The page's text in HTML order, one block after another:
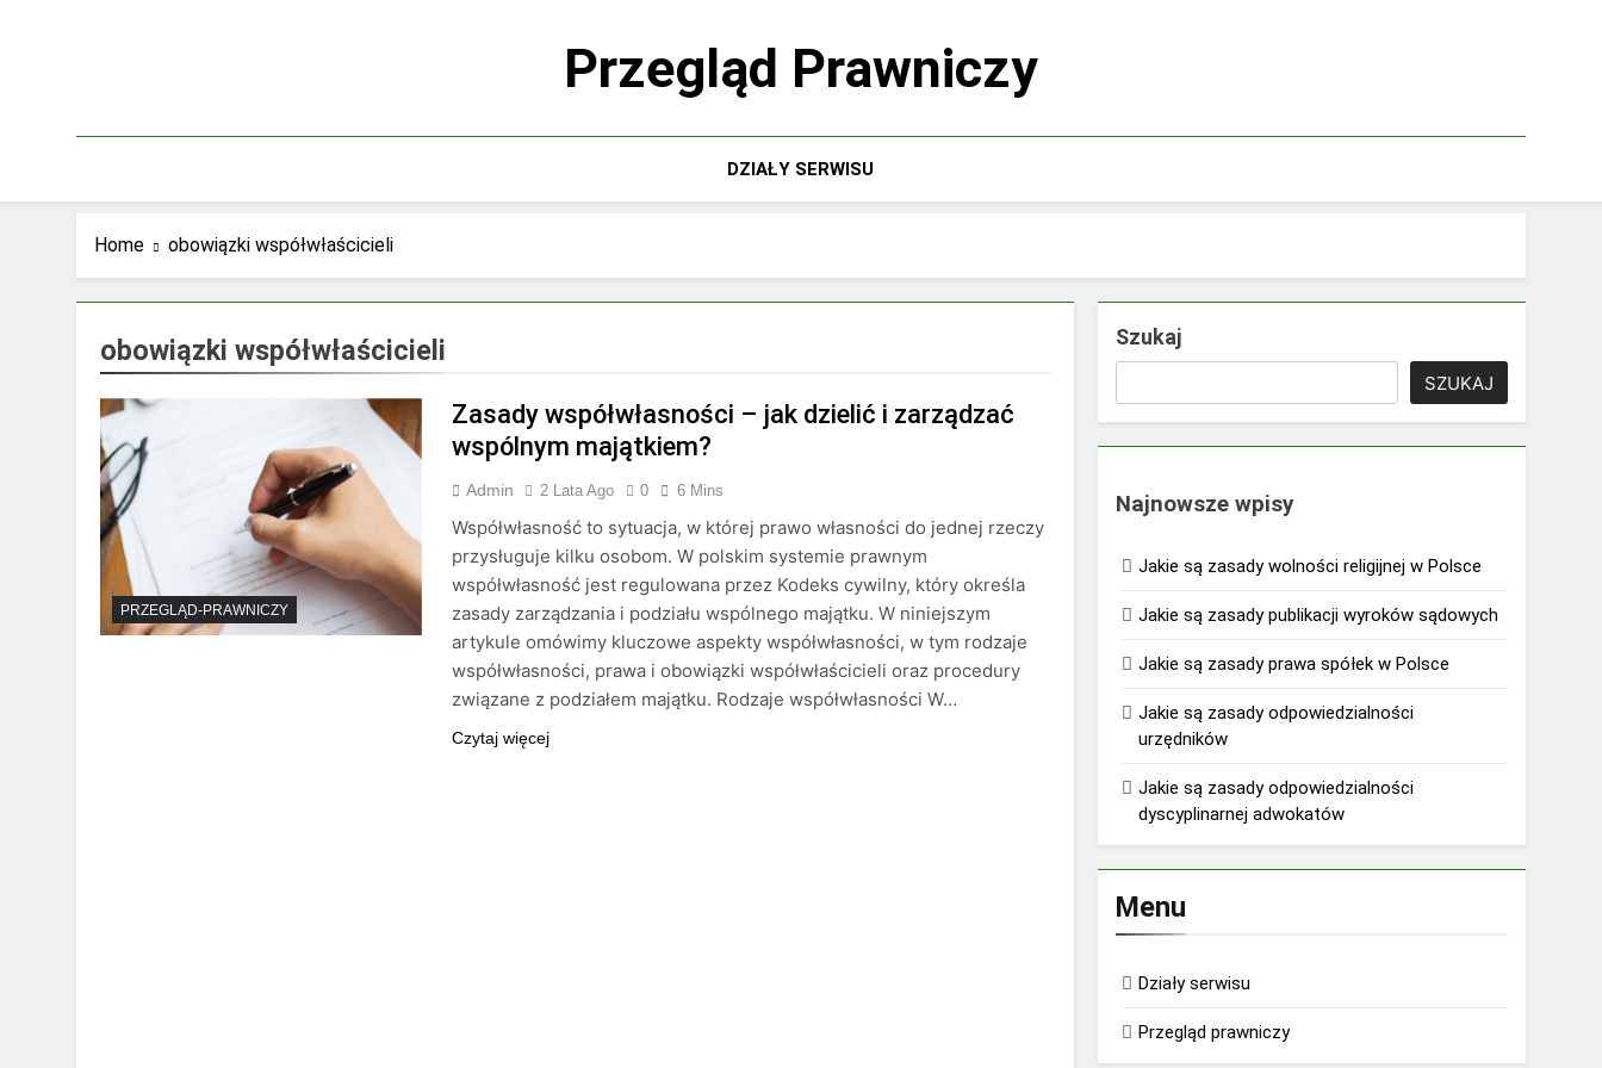
Przegląd Prawniczy
DZIAŁY SERWISU
Home obowiązki współwłaścicieli
obowiązki współwłaścicieli
PRZEGLĄD-PRAWNICZY
Zasady współwłasności – jak dzielić i zarządzać
wspólnym majątkiem?
Admin 2 Lata Ago 0 6 Mins
Współwłasność to sytuacja, w której prawo własności do jednej rzeczy
przysługuje kilku osobom. W polskim systemie prawnym
współwłasność jest regulowana przez Kodeks cywilny, który określa
zasady zarządzania i podziału wspólnego majątku. W niniejszym
artykule omówimy kluczowe aspekty współwłasności, w tym rodzaje
współwłasności, prawa i obowiązki współwłaścicieli oraz procedury
związane z podziałem majątku. Rodzaje współwłasności W…
Czytaj więcej
Szukaj
SZUKAJ
Najnowsze wpisy
Jakie są zasady wolności religijnej w Polsce
Jakie są zasady publikacji wyroków sądowych
Jakie są zasady prawa spółek w Polsce
Jakie są zasady odpowiedzialności
urzędników
Jakie są zasady odpowiedzialności
dyscyplinarnej adwokatów
Menu
Działy serwisu
Przegląd prawniczy